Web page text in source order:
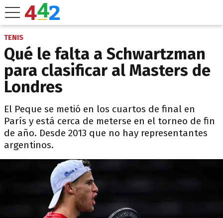
TENIS
Qué le falta a Schwartzman
para clasificar al Masters de
Londres
El Peque se metió en los cuartos de final en
París y está cerca de meterse en el torneo de fin
de año. Desde 2013 que no hay representantes
argentinos.